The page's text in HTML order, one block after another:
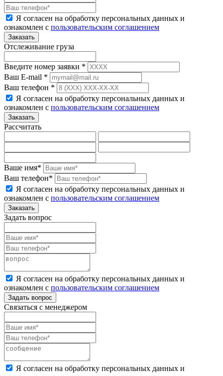
Я согласен на обработку персональных данных и
ознакомлен с пользовательским соглашением
Отслеживание груза
Введите номер заявки *
Ваш E-mail *
Ваш телефон *
Я согласен на обработку персональных данных и
ознакомлен с пользовательским соглашением
Рассчитать
Ваше имя*
Ваш телефон*
Я согласен на обработку персональных данных и
ознакомлен с пользовательским соглашением
Задать вопрос
Я согласен на обработку персональных данных и
ознакомлен с пользовательским соглашением
Связаться с менеджером
Я согласен на обработку персональных данных и